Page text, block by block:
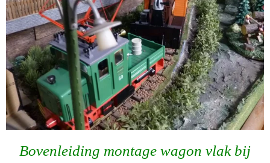
Bovenleiding montage wagon vlak bij